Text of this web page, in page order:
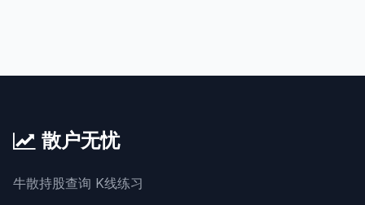
散户无忧
牛散持股查询 K线练习